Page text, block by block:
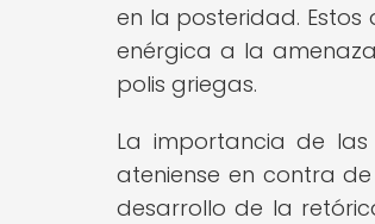
en la posteridad. Estos
enérgica a la
polis griegas.
La importancia de
ateniense en contra
desarrollo de la